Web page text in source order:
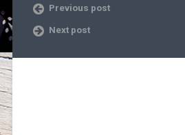
Previous post
Next post